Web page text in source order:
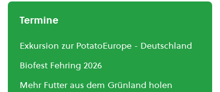
Termine
Exkursion zur PotatoEurope - Deutschland
Biofest Fehring 2026
Mehr Futter aus dem Grünland holen